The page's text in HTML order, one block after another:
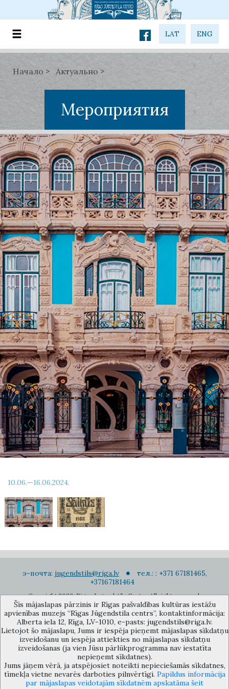
LAT ENG
Начало Актуально
Мероприятия
10.06.—16.06.2024.
э-почта: jugendstils@riga.lv
тел.: : +371 67181465,
+37167181464
Copyright 2022. Rigas Jugendstila Centrs. All right reserved.
Подписаться на новости
Музей объединения культурных учереждений Рижского
самоуправления «Рижский центр югендстиля», улица Альберта 12,
Рига, LV 1010, Латвия (дверной код: 12), jugendstils@riga.lv
Šīs mājaslapas pārzinis ir Rīgas pašvaldības kultūras iestāžu
apvienības muzejs “Rīgas Jūgendstila centrs”, kontaktinformācija:
Alberta iela 12, Rīga, LV-1010, e-pasts: jugendstils@riga.lv.
Lietojot šo mājaslapu, Jums ir iespēja pieņemt mājaslapas sīkdatņu
izveidošanu un iespēja attiekties no mājaslapas sīkdatņu
izveidošanas (ja vien Jūsu pārlūkprogramma nav iestatīta
nepieņemt sīkdatnes).
Jums jāņem vērā, ja atspējosiet noteikti nepieciešamās sīkdatnes,
tīmekļa vietne nevarēs darboties pilnvērtīgi. Papildus informācija
par mājaslapas veidotajām sīkdatnēm apskatāma šeit